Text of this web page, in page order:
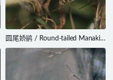
圆尾娇鹟 / Round-tailed Manakin
/ Ceratopipra chloromeros